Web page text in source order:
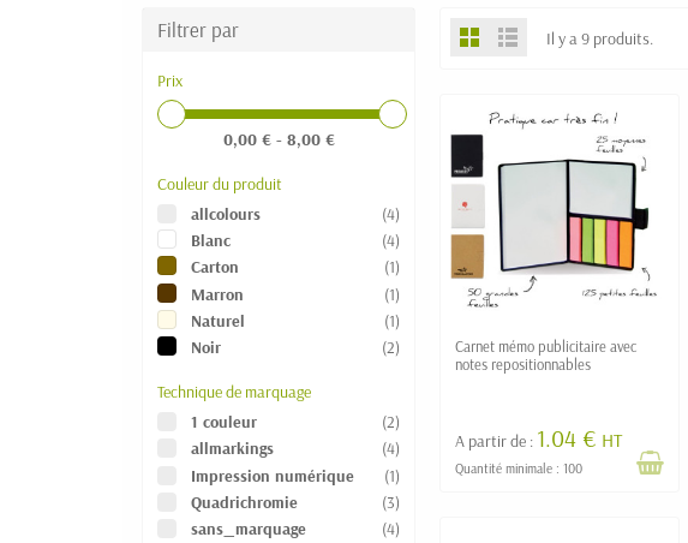
Filtrer par
Prix
0,00 € - 8,00 €
Couleur du produit
allcolours
(4)
Blanc
(4)
Carton
(1)
Marron
(1)
Naturel
(1)
Noir
(2)
Technique de marquage
1 couleur
(2)
allmarkings
(4)
Impression numérique
(1)
Quadrichromie
(3)
sans_marquage
(4)
Il y a 9 produits.
Carnet mémo publicitaire avec
notes repositionnables
A partir de : 1.04 € HT
Quantité minimale : 100